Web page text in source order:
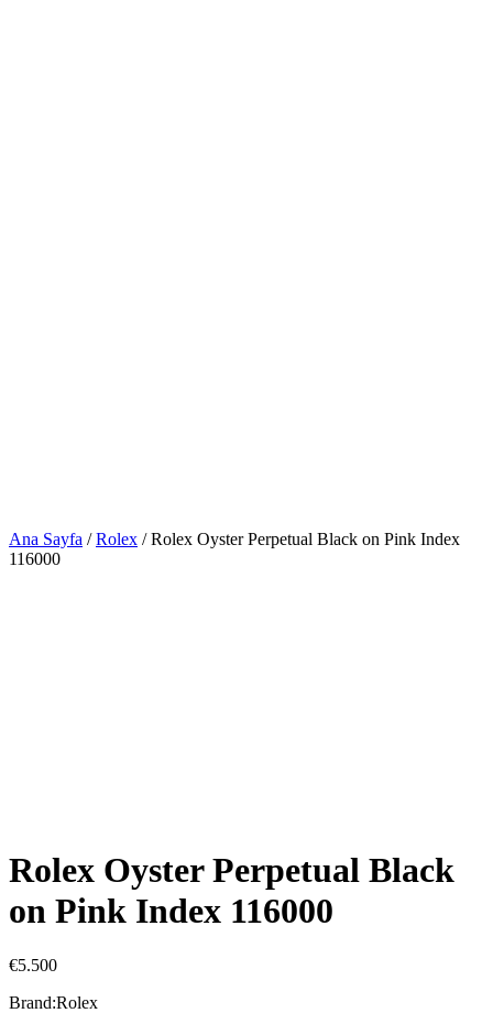
Ana Sayfa /Rolex / Rolex Oyster Perpetual Black on Pink Index
116000
Rolex Oyster Perpetual Black
on Pink Index 116000
€5.500
Brand:Rolex